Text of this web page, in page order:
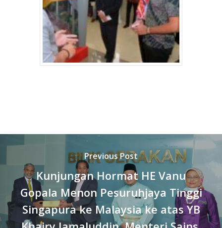
Previous Post
Kunjungan Hormat HE Vanu
Gopala Menon Pesuruhjaya Tinggi
Singapura ke Malaysia ke atas YB